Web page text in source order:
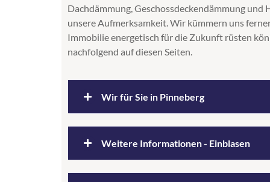
Dachdämmung, Geschossdeckendämmung
unsere Aufmerksamkeit. Wir kümmern uns
Immobilie energetisch für die Zukunft rüsten
nachfolgend auf diesen Seiten.
Wir für Sie in Pinneberg
Für Sie da in Pinneberg
Weitere Informationen - Einblasen